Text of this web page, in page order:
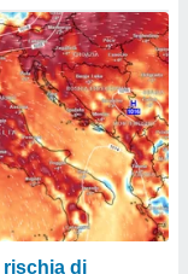
rischia di